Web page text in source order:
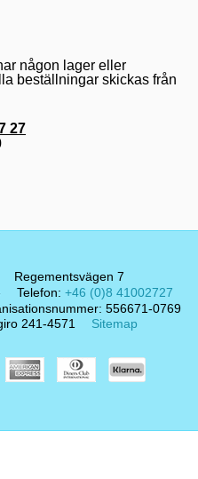
någon lager eller
beställningar skickas från
27
Regementsvägen 7
Telefon: +46 (0)8 41002727
: 556671-0769
241-4571 Sitemap